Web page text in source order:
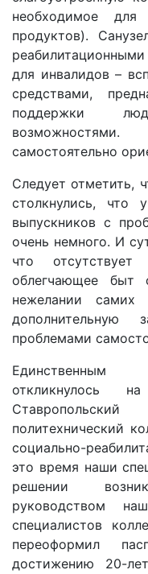
необходимое для
продуктов).
для инвалидов –
средствами,
поддержки
самостоятельно
Следует отметить,
столкнулись, что
выпускников с
очень немного. И
что отсутствует
облегчающее быт
нежелании самих
проблемами
Единственным
откликнулось
политехнический
социально-
это время наши
решении
руководством
специалистов
переоформил
достижению 20-